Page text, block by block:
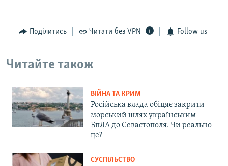
Поділитись Читати без VPN Follow us
Читайте також
ВІЙНА ТА КРИМ
Російська влада обіцяє закрити
морський шлях українським
БпЛА до Севастополя. Чи реально
це?
СУСПІЛЬСТВО